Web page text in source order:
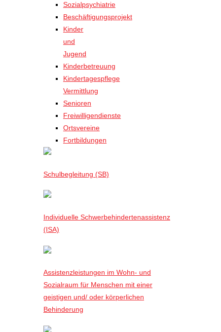
Sozialpsychiatrie
Beschäftigungsprojekt
Kinder
und
Jugend
Kinderbetreuung
Kindertagespflege
Vermittlung
Senioren
Freiwilligendienste
Ortsvereine
Fortbildungen
Schulbegleitung (SB)
Individuelle Schwerbehindertenassistenz
(ISA)
Assistenzleistungen im Wohn- und
Sozialraum für Menschen mit einer
geistigen und/ oder körperlichen
Behinderung